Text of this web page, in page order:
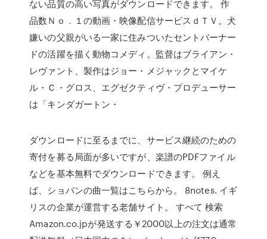
ない品質の高い写真がダウンロードできます。 作
品数Ｎｏ．１の動画・映像配信サービスｄＴＶ。犬
嫌いの父親がいる一家に住みついたセントバーナー
ドの活躍を描く動物コメディ。監督はブライアン・
レヴァント、製作はジョー・メジャックとマイケ
ル・Ｃ・グロス、エグゼクティヴ・プロデューサー
は「キンダガートン・
ダウンロードに至るまでに、サービス継続のための
寄付を募る局面が多いですが、楽譜のPDFファイル
などを基本無料でダウンロードできます。 例え
ば、ショパンの曲一覧はこちらから。 8notes. イギ
リスの企業が運営する老舗サイト。 すべて 検索
Amazon.co.jpが発送する￥2000以上の注文は通常